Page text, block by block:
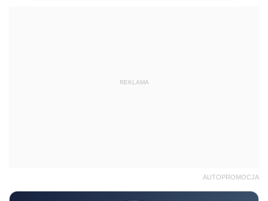
REKLAMA
AUTOPROMOCJA